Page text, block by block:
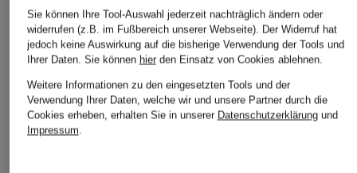
Eau de Parfum
ab 165 €
BACCARAT ROUGE 540
Eau de Parfum
ab 170 €
Eau de
155 €
Sie können Ihre Tool-Auswahl jederzeit nachträglich ändern oder
widerrufen (z.B. im Fußbereich unserer Webseite). Der Widerruf hat
jedoch keine Auswirkung auf die bisherige Verwendung der Tools und
Ihrer Daten. Sie können hierden Einsatz von Cookies ablehnen.
Weitere Informationen zu den eingesetzten Tools und der
Verwendung Ihrer Daten, welche wir und unsere Partner durch die
Cookies erheben, erhalten Sie in unserer Datenschutzerklärungund
Impressum.